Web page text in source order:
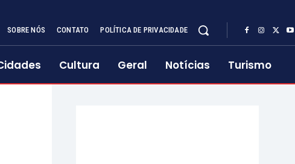
SOBRE NÓS CONTATO POLÍTICA DE PRIVACIDADE
Cultura Geral Notícias
Turismo